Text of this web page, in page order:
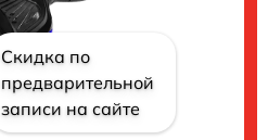
Скидка по
предварительной
записи на сайте